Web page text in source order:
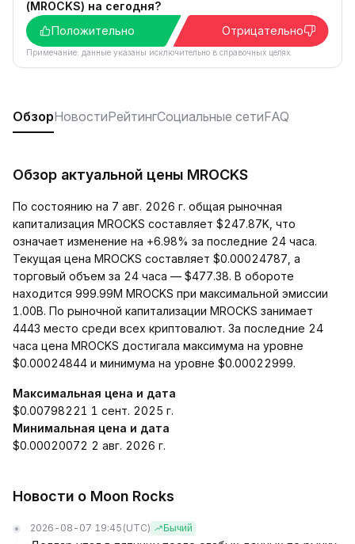
(MROCKS) на сегодня?
Положительно
Отрицательно
Примечание: данные указаны исключительно в справочных целях.
ОбзорНовостиРейтингСоциальные сетиFAQ
Обзор актуальной цены MROCKS
По состоянию на 7 авг. 2026 г. общая рыночная
капитализация MROCKS составляет $247.87K, что
означает изменение на +6.98% за последние 24 часа.
Текущая цена MROCKS составляет $0.00024787, а
торговый объем за 24 часа — $477.38. В обороте
находится 999.99M MROCKS при максимальной эмиссии
1.00B. По рыночной капитализации MROCKS занимает
4443 место среди всех криптовалют. За последние 24
часа цена MROCKS достигала максимума на уровне
$0.00024844 и минимума на уровне $0.00022999.
Максимальная цена и дата
$0.00798221 1 сент. 2025 г.
Минимальная цена и дата
$0.00020072 2 авг. 2026 г.
Новости о Moon Rocks
2026-08-07 19:45 (UTC) Бычий